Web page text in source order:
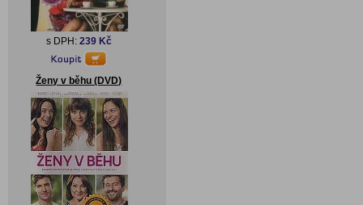
s DPH: 239 Kč
Ženy v běhu (DVD)